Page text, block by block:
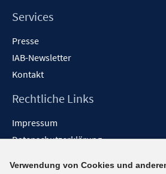
Services
Presse
IAB-Newsletter
Kontakt
Rechtliche Links
Impressum
Datenschutzerklärung
Verwendung von Cookies und